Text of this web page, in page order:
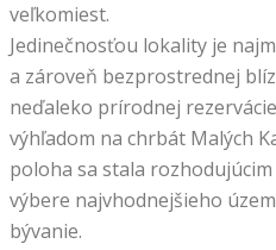
veľkomiest.
Jedinečnosťou lokality je
a zároveň bezprostrednej
neďaleko prírodnej
výhľadom na chrbát Malých
poloha sa stala
výbere najvhodnejšieho
bývanie.